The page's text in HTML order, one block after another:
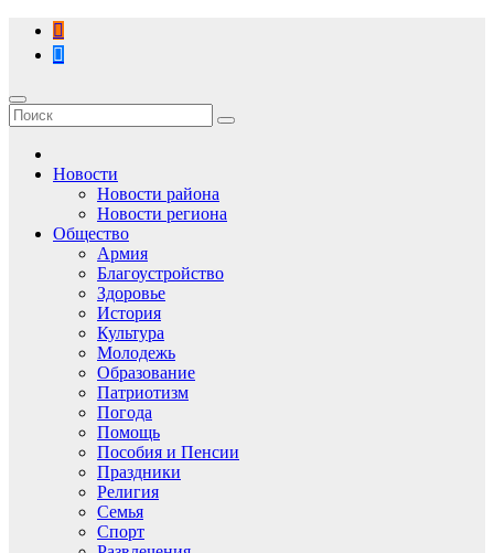
Перейти
содержимому
Новости
Новости района
Новости региона
Общество
Армия
Благоустройство
Здоровье
История
Культура
Молодежь
Образование
Патриотизм
Погода
Помощь
Пособия и Пенсии
Праздники
Религия
Семья
Спорт